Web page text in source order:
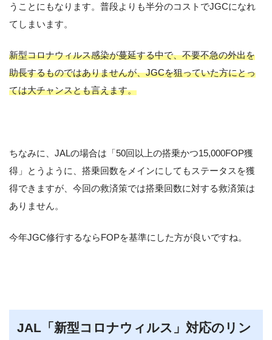
うことにもなります。普段よりも半分のコストでJGCになれ
てしまいます。
新型コロナウィルス感染が蔓延する中で、不要不急の外出を
助長するものではありませんが、JGCを狙っていた方にとっ
ては大チャンスとも言えます。
ちなみに、JALの場合は「50回以上の搭乗かつ15,000FOP獲
得」とうように、搭乗回数をメインにしてもステータスを獲
得できますが、今回の救済策では搭乗回数に対する救済策は
ありません。
今年JGC修行するならFOPを基準にした方が良いですね。
JAL「新型コロナウィルス」対応のリン